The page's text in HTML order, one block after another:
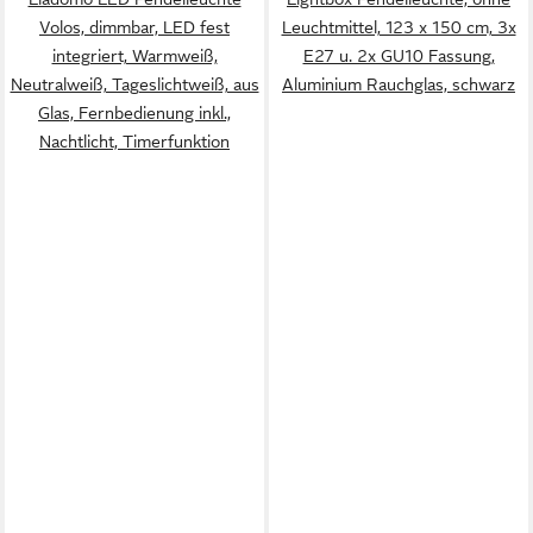
Volos, dimmbar, LED fest
integriert, Warmweiß,
Neutralweiß, Tageslichtweiß, aus
Glas, Fernbedienung inkl.,
Nachtlicht, Timerfunktion
Leuchtmittel, 123 x 150 cm, 3x
E27 u. 2x GU10 Fassung,
Aluminium Rauchglas, schwarz